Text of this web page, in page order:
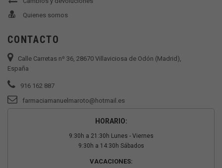
Quienes somos
CONTACTO
Calle Carretas nº 36, 28670 Villaviciosa de Odón (Madrid),
España
916 162 887
farmaciamanuelmaroto@hotmail.es
HORARIO:
9:30h a 21:30h Lunes - Viernes
9:30h a 14:30h Sábados
VACACIONES: